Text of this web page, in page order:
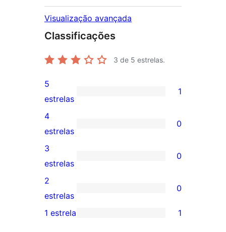
Visualização avançada
Classificações
3 de 5 estrelas.
1
avaliação
com
5
estrela
5
estrelas
1
0
avaliação
com
4
estrela
4
estrelas
0
0
avaliação
com
3
3
estrelas
0
0
avaliação
2
estrelas
0
1 estrela 1